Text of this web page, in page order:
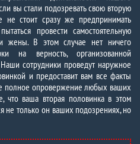
вы стали подозревать свою вторую
стоит сразу же предпринимать
провести самостоятельную
жены. В этом случае нет ничего
на верность, организованной
сотрудники проведут наружное
и предоставит вам все факты
полное опровержение любых ваших
что ваша вторая половинка в этом
не только он ваших подозрениях, но